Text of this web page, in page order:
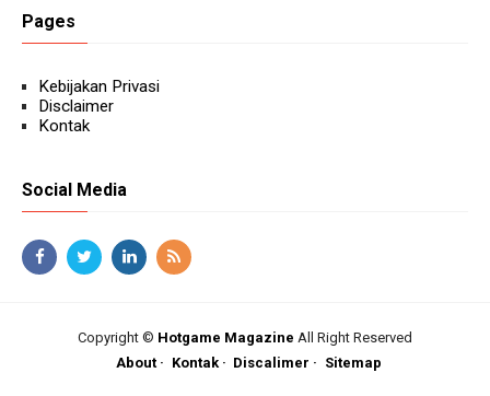
Pages
Kebijakan Privasi
Disclaimer
Kontak
Social Media
Copyright © Hotgame Magazine All Right Reserved
About
Kontak Discalimer Sitemap